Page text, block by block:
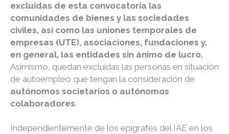
excluidas de esta convocatoria las
comunidades de bienes y las sociedades
civiles, así como las uniones temporales de
empresas (UTE), asociaciones, fundaciones y,
en general, las entidades sin ánimo de lucro.
Asimismo, quedan excluidas las personas en situación
de autoempleo que tengan la consideración de
autónomos societarios o autónomos
colaboradores.
Independientemente de los epígrafes del IAE en los